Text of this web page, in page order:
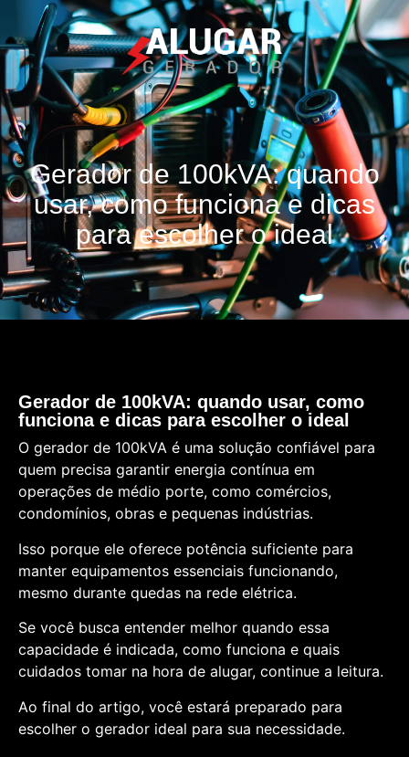
Gerador de 100kVA: quando
usar, como funciona e dicas
para escolher o ideal
Gerador de 100kVA: quando usar, como
funciona e dicas para escolher o ideal
O gerador de 100kVA é uma solução confiável para
quem precisa garantir energia contínua em
operações de médio porte, como comércios,
condomínios, obras e pequenas indústrias.
Isso porque ele oferece potência suficiente para
manter equipamentos essenciais funcionando,
mesmo durante quedas na rede elétrica.
Se você busca entender melhor quando essa
capacidade é indicada, como funciona e quais
cuidados tomar na hora de alugar, continue a leitura.
Ao final do artigo, você estará preparado para
escolher o gerador ideal para sua necessidade.